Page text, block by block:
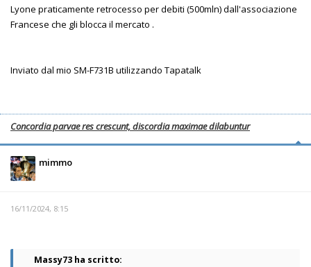
Lyone praticamente retrocesso per debiti (500mln) dall'associazione
Francese che gli blocca il mercato .
Inviato dal mio SM-F731B utilizzando Tapatalk
Concordia parvae res crescunt, discordia maximae dilabuntur
mimmo
16/11/2024, 8:15
Massy73 ha scritto: